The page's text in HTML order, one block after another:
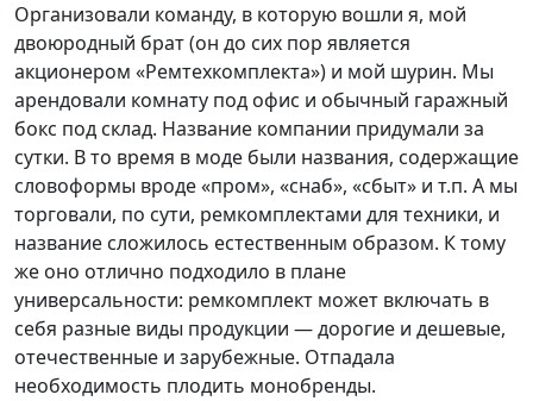
Организовали команду, в которую вошли я, мой
двоюродный брат (он до сих пор является
акционером «Ремтехкомплекта») и мой шурин. Мы
арендовали комнату под офис и обычный гаражный
бокс под склад. Название компании придумали за
сутки. В то время в моде были названия, содержащие
словоформы вроде «пром», «снаб», «сбыт» и т.п. А мы
торговали, по сути, ремкомплектами для техники, и
название сложилось естественным образом. К тому
же оно отлично подходило в плане
универсальности: ремкомплект может включать в
себя разные виды продукции — дорогие и дешевые,
отечественные и зарубежные. Отпадала
необходимость плодить монобренды.